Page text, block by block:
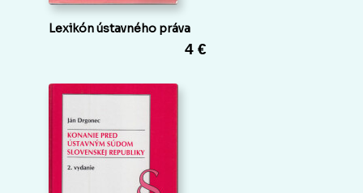
Lexikón ústavného práva
4 €